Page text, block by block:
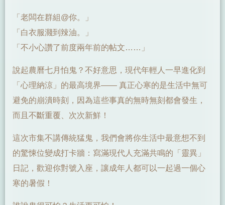
「老闆在群組@你。」
「白衣服濺到辣油。」
「不小心讚了前度兩年前的帖文……」
說起農曆七月怕鬼？不好意思，現代年輕人一早進化到
「心理納涼」的最高境界—— 真正心寒的是生活中無可
避免的崩潰時刻，因為這些事真的無時無刻都會發生，
而且不斷重覆、次次新鮮！
這次市集不講傳統猛鬼，我們會將你生活中最意想不到
的驚悚位變成打卡牆：寫滿現代人充滿共鳴的「靈異」
日記，歡迎你對號入座，讓成年人都可以一起過一個心
寒的暑假！